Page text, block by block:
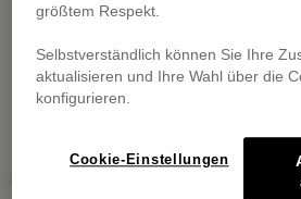
größtem Respekt.
Selbstverständlich können Sie Ihre
aktualisieren und Ihre Wahl über die
konfigurieren.
Cookie-Einstellungen